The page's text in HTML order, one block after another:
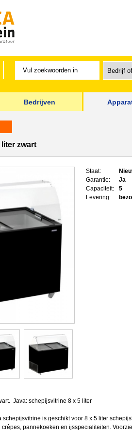
Bedrijven
zwart
Staat:
Garantie:
Ja
Capaciteit:
5
Levering:
Java: schepijsvitrine 8 x 5 liter
schepijsvitrine is geschikt voor 8 x 5 liter
pannekoeken en ijsspecialiteiten.